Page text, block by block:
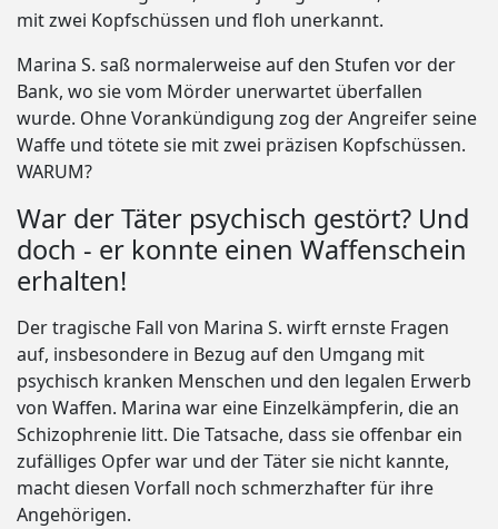
mit zwei Kopfschüssen und floh unerkannt.
Marina S. saß normalerweise auf den Stufen vor der
Bank, wo sie vom Mörder unerwartet überfallen
wurde. Ohne Vorankündigung zog der Angreifer seine
Waffe und tötete sie mit zwei präzisen Kopfschüssen.
WARUM?
War der Täter psychisch gestört? Und
doch - er konnte einen Waffenschein
erhalten!
Der tragische Fall von Marina S. wirft ernste Fragen
auf, insbesondere in Bezug auf den Umgang mit
psychisch kranken Menschen und den legalen Erwerb
von Waffen. Marina war eine Einzelkämpferin, die an
Schizophrenie litt. Die Tatsache, dass sie offenbar ein
zufälliges Opfer war und der Täter sie nicht kannte,
macht diesen Vorfall noch schmerzhafter für ihre
Angehörigen.